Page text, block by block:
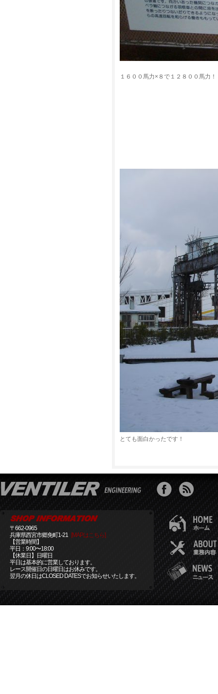
１６００馬力×８で１２８００馬力！
とても面白かったです！
〒662-0965
兵庫県西宮市郷免町1-21 [MAPはこちら]
【営業時間】
平日：9:00〜18:00
【休業日】日曜日
平日は基本的に営業しております。
レース開催日の日曜日はお休みです。
翌月の休日はCLOSED DATESでお知らせいたします。